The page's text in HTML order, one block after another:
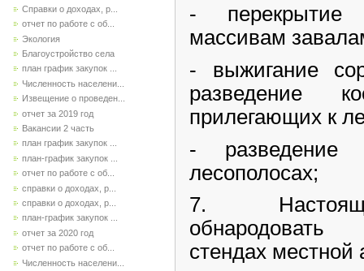
Справки о доходах, р...
отчет по работе с об...
Экология
Благоустройство села
план график закупок ...
Численность населени...
Извещение о проведен...
отчет за 2019 год
Вакансии 2 часть
план график закупок ...
план-график закупок ...
отчет по работе с об...
справки о доходах, р...
справки о доходах, р...
план-график закупок ...
отчет за 2020 год
отчет по работе с об...
Численность населени...
-
массивам
- выжигание
разведение
прилегающих к
-
лесополосах;
7.
стендах